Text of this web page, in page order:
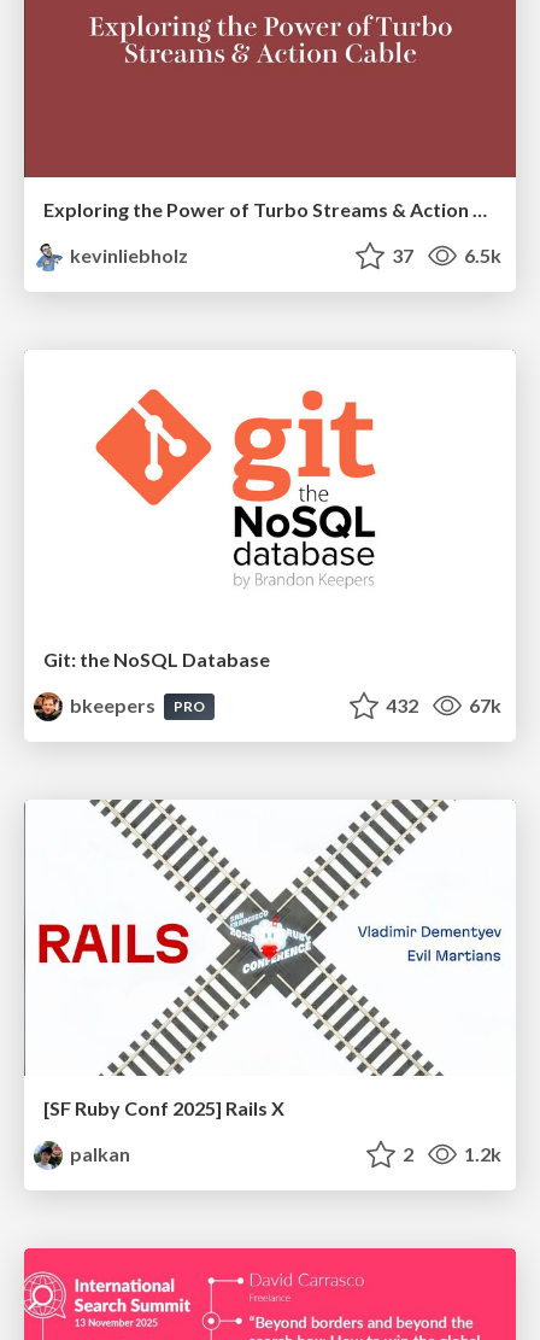
Exploring the Power of Turbo Streams & Action Cable | RailsConf2023
kevinliebholz
37 6.5k
Git: the NoSQL Database
bkeepers
PRO 432 67k
[SF Ruby Conf 2025] Rails X
palkan
2 1.2k